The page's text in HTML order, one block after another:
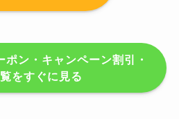
ポン・キャンペーン割引・
をすぐに見る